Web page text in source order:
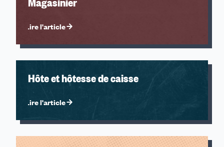
Lire l'article
Hôte et hôtesse de caisse
Lire l'article